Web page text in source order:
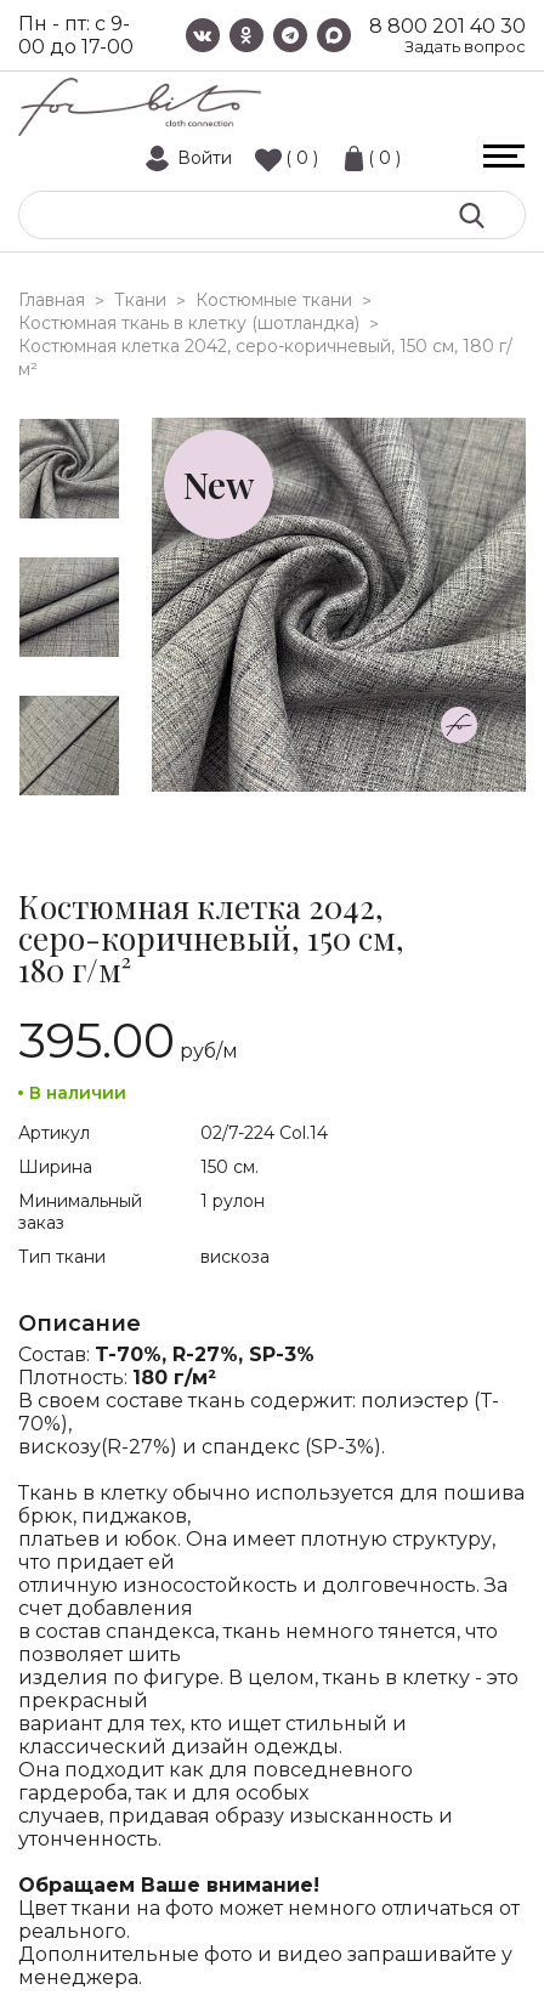
8 800 201 40 30
Задать вопрос
Пн - пт: с 9-
00 до 17-00
Войти ( 0 ) ( 0 )
Главная > Ткани > Костюмные ткани >
Костюмная ткань в клетку (шотландка) >
костюмная клетка 2042, серо-коричневый, 150 см, 180 г/
м²
New
Костюмная клетка 2042,
серо-коричневый, 150 см,
180 г/м²
395.00 руб/м
В наличии
Артикул
02/7-224 Col.14
Ширина
150 см.
Минимальный
заказ
1 рулон
Тип ткани вискоза
Описание
Состав: T-70%, R-27%, SP-3%
Плотность: 180 г/м²
В своем составе ткань содержит: полиэстер (T-
70%),
вискозу(R-27%) и спандекс (SP-3%).
Ткань в клетку обычно используется для пошива
брюк, пиджаков,
платьев и юбок. Она имеет плотную структуру,
что придает ей
отличную износостойкость и долговечность. За
счет добавления
в состав спандекса, ткань немного тянется, что
позволяет шить
изделия по фигуре. В целом, ткань в клетку - это
прекрасный
вариант для тех, кто ищет стильный и
классический дизайн одежды.
Она подходит как для повседневного
гардероба, так и для особых
случаев, придавая образу изысканность и
утонченность.
Обращаем Ваше внимание!
Цвет ткани на фото может немного отличаться от
реального.
Дополнительные фото и видео запрашивайте у
менеджера.